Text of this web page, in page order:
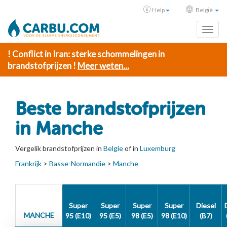
Help België
! Conflict in Iran: sterke schommelingen in
brandstofprijzen ! Meer weten...
Beste brandstofprijzen
in Manche
Vergelik brandstofprijzen in Belgieof in Luxemburg
Frankrijk > Basse-Normandie > Manche
MANCHE
Super
95 (E10)
Super
95 (E5)
Super
98 (E5)
Super
98 (E10)
Diesel
(B7)